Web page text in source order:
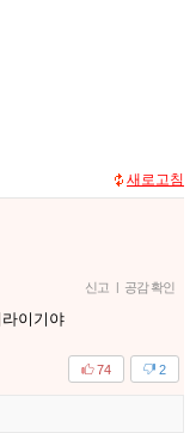
새로고침
신고 | 공감 확인
이기야
2
74